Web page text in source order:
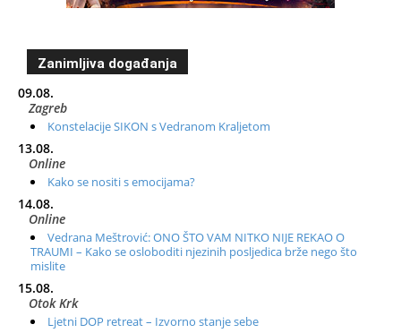
Zanimljiva događanja
09.08.
Zagreb
Konstelacije SIKON s Vedranom Kraljetom
13.08.
Online
Kako se nositi s emocijama?
14.08.
Online
Vedrana Meštrović: ONO ŠTO VAM NITKO NIJE REKAO O
TRAUMI – Kako se osloboditi njezinih posljedica brže nego što
mislite
15.08.
Otok Krk
Ljetni DOP retreat – Izvorno stanje sebe